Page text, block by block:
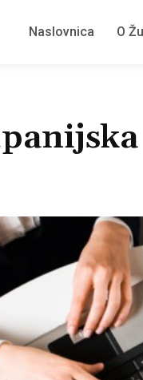
Naslovnica O